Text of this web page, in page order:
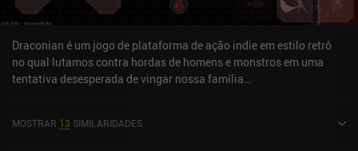
Draconian é um jogo de plataforma de ação indie em estilo retrô
no qual lutamos contra hordas de homens e monstros em uma
tentativa desesperada de vingar nossa família
quando forças inimigas chegam à nossa porta, causando estragos
MOSTRAR 13 SIMILARIDADES